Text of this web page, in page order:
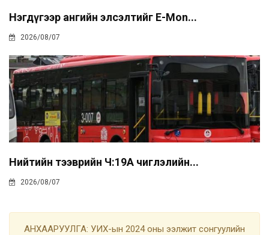
Нэгдүгээр ангийн элсэлтийг E-Mon...
2026/08/07
Нийтийн тээврийн Ч:19А чиглэлийн...
2026/08/07
АНХААРУУЛГА: УИХ-ын 2024 оны ээлжит сонгуулийн